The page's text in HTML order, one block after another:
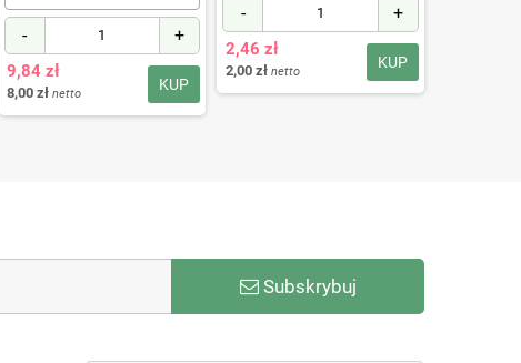
- +
KUP
9,84 zł
8,00 zł netto
- +
KUP
2,46 zł
2,00 zł netto
Subskrybuj